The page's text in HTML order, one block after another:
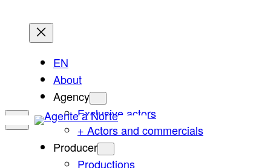
content
EN
About
Agency
Exclusive actors
+ Actors and commercials
Producer
Productions